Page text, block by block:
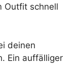
Outfit schnell
deinen
Ein auffälliger